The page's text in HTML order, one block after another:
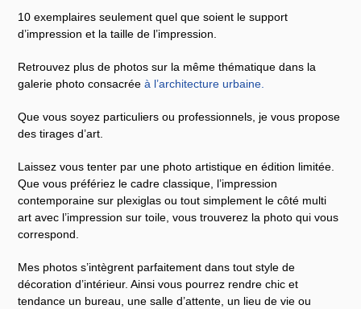
10 exemplaires seulement quel que soient le support
d’impression et la taille de l’impression.
Retrouvez plus de photos sur la même thématique dans la
galerie photo consacrée à l’architecture urbaine.
Que vous soyez particuliers ou professionnels, je vous propose
des tirages d’art.
Laissez vous tenter par une photo artistique en édition limitée.
Que vous préfériez le cadre classique, l’impression
contemporaine sur plexiglas ou tout simplement le côté multi
art avec l’impression sur toile, vous trouverez la photo qui vous
correspond.
Mes photos s’intègrent parfaitement dans tout style de
décoration d’intérieur. Ainsi vous pourrez rendre chic et
tendance un bureau, une salle d’attente, un lieu de vie ou